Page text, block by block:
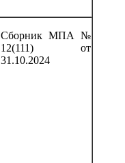
Сборник МПА №
12(111) от
31.10.2024